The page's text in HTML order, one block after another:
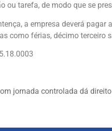
ou tarefa, de modo que se
a empresa deverá
como férias, décimo terceiro
jornada controlada dá